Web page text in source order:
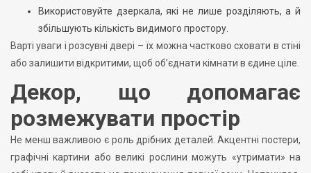
Використовуйте дзеркала, які не лише розділяють, а й
збільшують кількість видимого простору.
Варті уваги і розсувні двері – їх можна частково сховати в стіні
або залишити відкритими, щоб об’єднати кімнати в єдине ціле.
Декор, що допомагає
розмежувати простір
Не менш важливою є роль дрібних деталей. Акцентні постери,
графічні картини або великі рослини можуть «утримати» на